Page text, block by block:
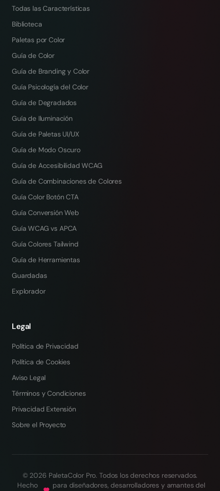
Todas las Características
Biblioteca
Paletas por Color
Guía de Color
Guía de Branding y Color
Guía Psicología del Color
Guía de Degradados
Guía de Iluminación
Guía de Paletas UI/UX
Guía de Modo Oscuro
Guía de Accesibilidad WCAG
Guía de Combinaciones de Colores
Guía Color Botón CTA
Guía Conversión Web
Guía WCAG vs APCA
Guía Colores Tailwind
Guía de Herramientas
Guardadas
Explorador
Legal
Política de Privacidad
Política de Cookies
Aviso Legal
Términos y Condiciones
Privacidad Extensión
Sobre el Proyecto
© 2026 PaletaColor Pro. Todos los derechos reservados.
Hecho
para diseñadores, desarrolladores y amantes del